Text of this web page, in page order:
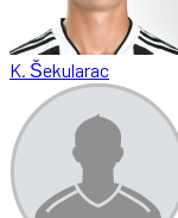
K. Šekularac